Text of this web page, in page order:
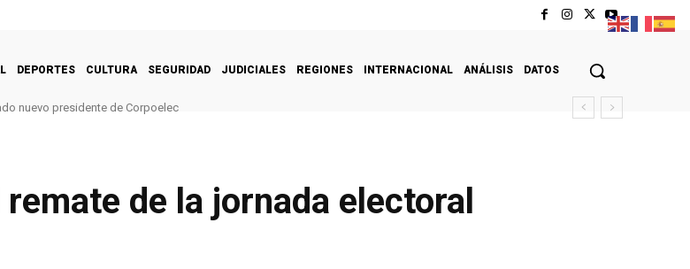
DEPORTES CULTURA SEGURIDAD JUDICIALES REGIONES INTERNACIONAL ANÁLISIS DATOS
nuevo presidente de Corpoelec
de la jornada electoral